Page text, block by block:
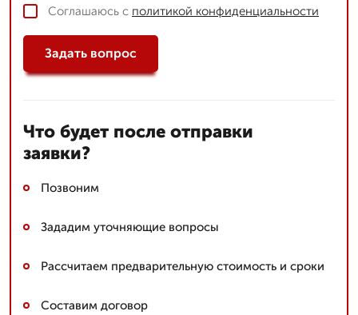
Соглашаюсь с политикой конфиденциальности
Задать вопрос
Что будет после отправки
заявки?
Позвоним
Зададим уточняющие вопросы
Рассчитаем предварительную стоимость и сроки
Составим договор